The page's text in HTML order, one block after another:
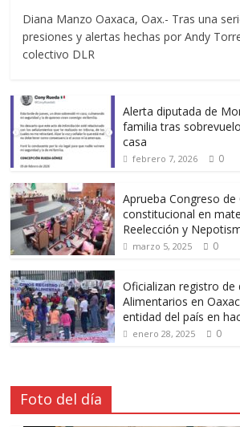
Diana Manzo Oaxaca, Oax.- Tras una
presiones y alertas hechas por Andy
colectivo DLR
Alerta diputada de
familia tras
casa
febrero 7, 2026 0
Aprueba Congreso
constitucional en
Reelección y
marzo 5, 2025 0
Oficializan registro de
Alimentarios en
entidad del país en
enero 28, 2025 0
Foto del día